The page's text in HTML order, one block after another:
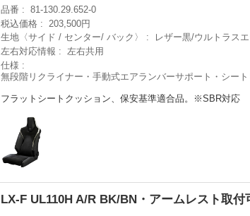
品番
81-130.29.652-0
税込価格
203,500円
生地〈サイド / センター/ バック〉
レザー黒/ウルトラス
左右対応情報
左右共用
仕様
無段階リクライナー・手動式エアランバーサポート・シー
フラットシートクッション、保安基準適合品。※SBR対応
LX-F UL110H A/R BK/BN・アームレスト取付